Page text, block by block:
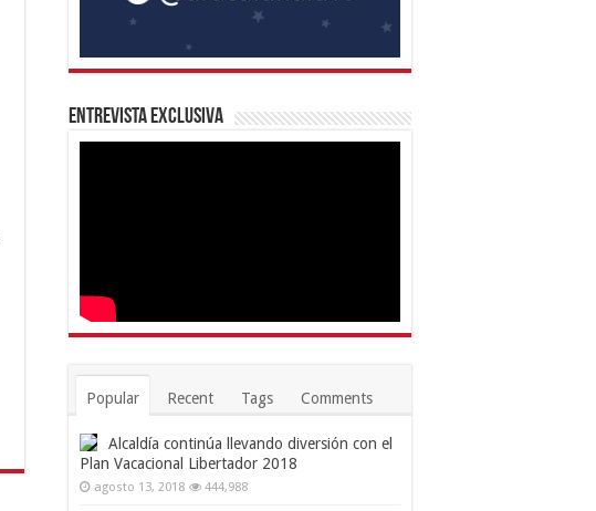
Entrevista Exclusiva
Popular Recent Tags Comments
Alcaldía continúa llevando diversión con el
Plan Vacacional Libertador 2018
agosto 13, 2018 444,988